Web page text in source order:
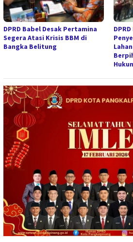
DPRD Babel Desak Pertamina
Segera Atasi Krisis BBM di
Bangka Belitung